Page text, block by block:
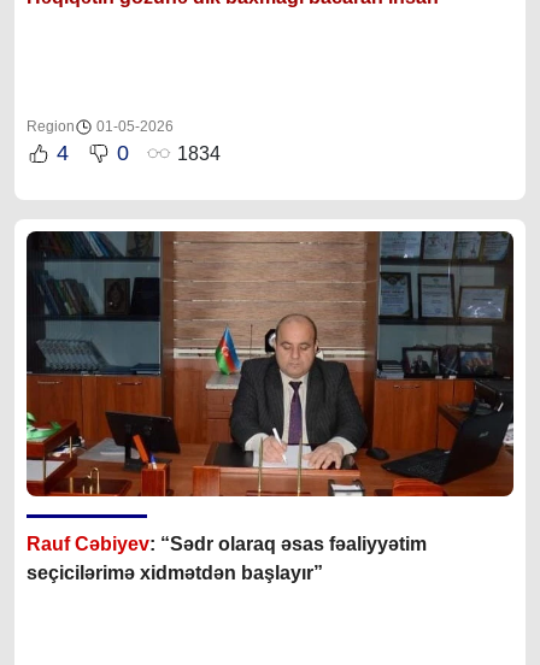
Region 01-05-2026
4 0 1834
Rauf Cəbiyev: “Sədr olaraq əsas fəaliyyətim
seçicilərimə xidmətdən başlayır”